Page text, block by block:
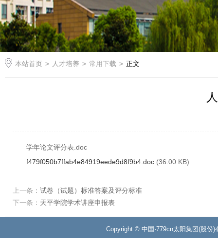
本站首页 > 人才培养 > 常用下载 > 正文
学年论文评分表.doc
f479f050b7ffab4e84919eede9d8f9b4.doc (36.00 KB)
上一条： 试卷（试题）标准答案及评分标准
下一条： 天平学院学术讲座申报表
Copyright © 中国·779cn太阳集团(股份